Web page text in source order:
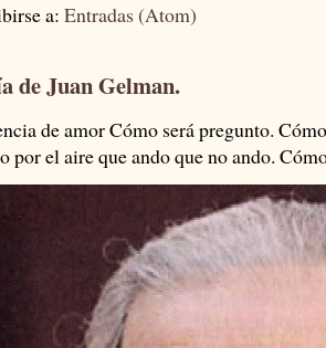
a: Entradas (Atom)
de Juan Gelman.
de amor Cómo será pregunto.
por el aire que ando que no ando.